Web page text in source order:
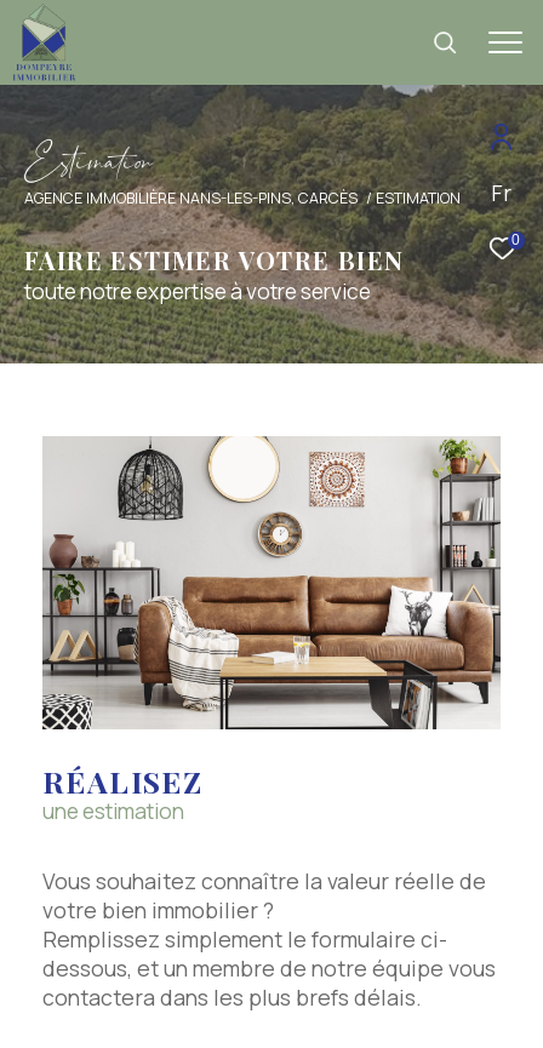
Fr
0
Esimaio
AGENCE IMMOBILIÈRE NANS-LES-PINS, CARCÈS ESTIMATION
FAIRE ESTIMER VOTRE BIEN
toute notre expertise à votre service
RÉALISEZ
une estimation
Vous souhaitez connaître la valeur réelle de
votre bien immobilier ?
Remplissez simplement le formulaire ci-
dessous, et un membre de notre équipe vous
contactera dans les plus brefs délais.